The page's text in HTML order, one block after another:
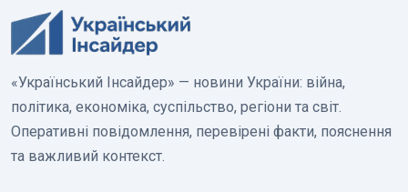
«Український Інсайдер» — новини України: війна,
політика, економіка, суспільство, регіони та світ.
Оперативні повідомлення, перевірені факти, пояснення
та важливий контекст.